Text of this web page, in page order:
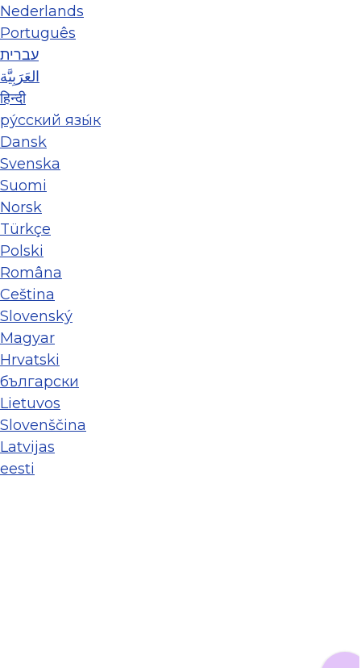
Nederlands
Português
עברית
العَرَبِيَّة
हिन्दी
ру́сский язы́к
Dansk
Svenska
Suomi
Norsk
Türkçe
Polski
Româna
Ceština
Slovenský
Magyar
Hrvatski
български
Lietuvos
Slovenščina
Latvijas
eesti